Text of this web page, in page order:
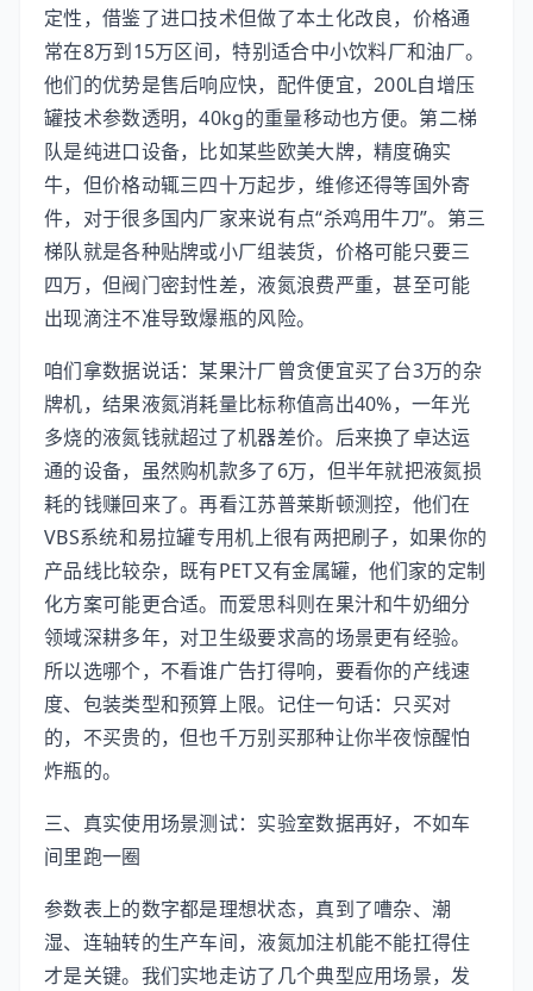
定性，借鉴了进口技术但做了本土化改良，价格通
常在8万到15万区间，特别适合中小饮料厂和油厂。
他们的优势是售后响应快，配件便宜，200L自增压
罐技术参数透明，40kg的重量移动也方便。第二梯
队是纯进口设备，比如某些欧美大牌，精度确实
牛，但价格动辄三四十万起步，维修还得等国外寄
件，对于很多国内厂家来说有点“杀鸡用牛刀”。第三
梯队就是各种贴牌或小厂组装货，价格可能只要三
四万，但阀门密封性差，液氮浪费严重，甚至可能
出现滴注不准导致爆瓶的风险。
咱们拿数据说话：某果汁厂曾贪便宜买了台3万的杂
牌机，结果液氮消耗量比标称值高出40%，一年光
多烧的液氮钱就超过了机器差价。后来换了卓达运
通的设备，虽然购机款多了6万，但半年就把液氮损
耗的钱赚回来了。再看江苏普莱斯顿测控，他们在
VBS系统和易拉罐专用机上很有两把刷子，如果你的
产品线比较杂，既有PET又有金属罐，他们家的定制
化方案可能更合适。而爱思科则在果汁和牛奶细分
领域深耕多年，对卫生级要求高的场景更有经验。
所以选哪个，不看谁广告打得响，要看你的产线速
度、包装类型和预算上限。记住一句话：只买对
的，不买贵的，但也千万别买那种让你半夜惊醒怕
炸瓶的。
三、真实使用场景测试：实验室数据再好，不如车
间里跑一圈
参数表上的数字都是理想状态，真到了嘈杂、潮
湿、连轴转的生产车间，液氮加注机能不能扛得住
才是关键。我们实地走访了几个典型应用场景，发